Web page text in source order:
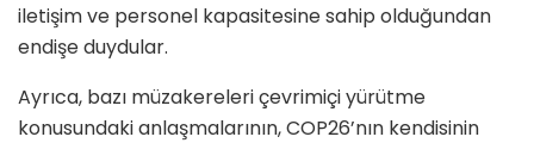
iletişim ve personel kapasitesine sahip olduğundan
endişe duydular.
Ayrıca, bazı müzakereleri çevrimiçi yürütme
konusundaki anlaşmalarının, COP26’nın kendisinin